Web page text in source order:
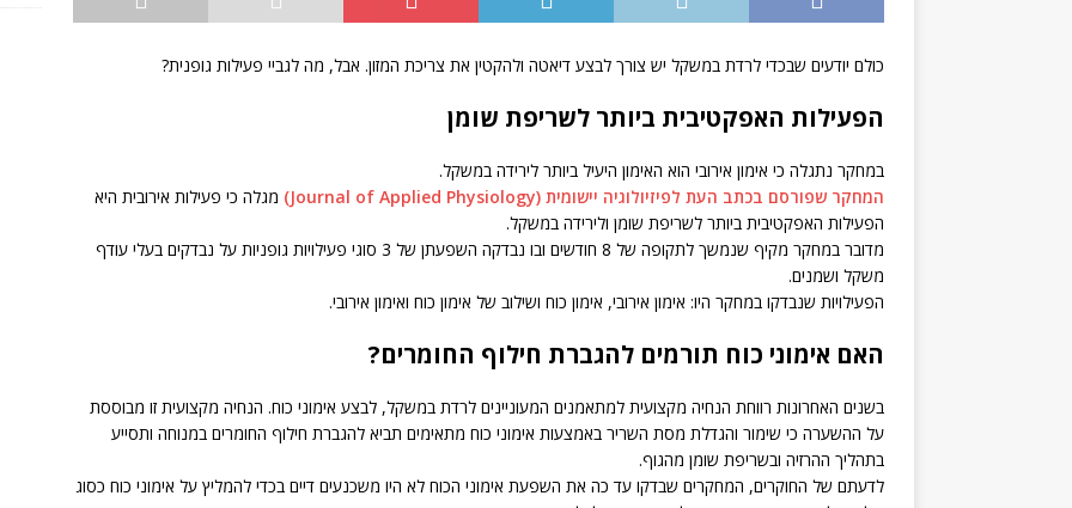
כולם יודעים שבכדי לרדת במשקל יש צורך לבצע דיאטה ולהקטין את צריכת המזון. אבל, מה לגביי פעילות גופנית?
הפעילות האפקטיבית ביותר לשריפת שומן
במחקר נתגלה כי אימון אירובי הוא האימון היעיל ביותר לירידה במשקל.
המחקר שפורסם בכתב העת לפיזיולוגיה יישומית (Journal of Applied Physiology)
מגלה כי פעילות אירובית היא
הפעילות האפקטיבית ביותר לשריפת שומן ולירידה במשקל.
מדובר במחקר מקיף שנמשך לתקופה של 8 חודשים ובו נבדקה השפעתן של 3 סוגי פעילויות גופניות על נבדקים בעלי עודף
משקל ושמנים.
הפעילויות שנבדקו במחקר היו: אימון אירובי, אימון כוח ושילוב של אימון כוח ואימון אירובי.
האם אימוני כוח תורמים להגברת חילוף החומרים?
בשנים האחרונות רווחת הנחיה מקצועית למתאמנים המעוניינים לרדת במשקל, לבצע אימוני כוח. הנחיה מקצועית זו מבוססת
על ההשערה כי שימור והגדלת מסת השריר באמצעות אימוני כוח מתאימים תביא להגברת חילוף החומרים במנוחה ותסייע
בתהליך ההרזיה ובשריפת שומן מהגוף.
לדעתם של החוקרים, המחקרים שבדקו עד כה את השפעת אימוני הכוח לא היו משכנעים דיים בכדי להמליץ על אימוני כוח כסוג